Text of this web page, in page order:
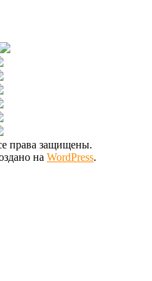
права защищены.
на WordPress.